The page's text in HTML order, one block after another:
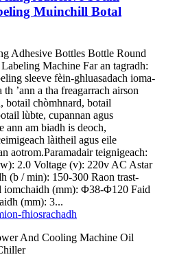
Muinchill Botal
Adhesive Bottles Bottle Round
Machine Far an tagradh:
sleeve fèin-ghluasadach ioma-
th ’ann a tha freagarrach airson
botail chòmhnard, botail
lùbte, cupannan agus
ann am biadh is deoch,
làitheil agus eile
aotrom.Paramadair teignigeach:
2.0 Voltage (v): 220v AC Astar
(b / min): 150-300 Raon trast-
iomchaidh (mm): Φ38-Φ120 Faid
(mm): 3...
fhiosrachadh